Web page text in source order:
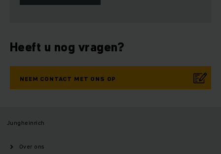
Heeft u nog vragen?
NEEM CONTACT MET ONS OP
Jungheinrich
Over ons